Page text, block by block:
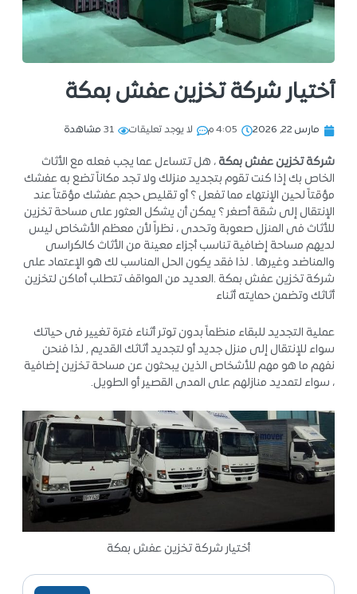
أختيار شركة تخزين عفش بمكة
مارس 22, 2026 4:05 م لا يوجد تعليقات 31 مشاهدة
شركة تخزين عفش بمكة ، هل تتساءل عما يجب فعله مع الأثاث
الخاص بك إذا كنت تقوم بتجديد منزلك ولا تجد مكاناً تضع به عفشك
مؤقتاً لحين الإنتهاء مما تفعل ؟ أو تقليص حجم عفشك مؤقتاً عند
الإنتقال إلى شقة أصغر ؟ يمكن أن يشكل العثور على مساحة تخزين
للأثاث فى المنزل صعوبة وتحدى ، نظراً لأن معظم الأشخاص ليس
لديهم مساحة إضافية تناسب أجزاء معينة من الأثاث كالكراسى
والمناضد وغيرها . لذا فقد يكون الحل المناسب لك هو الإعتماد على
شركة تخزين عفش بمكة .العديد من المواقف تتطلب أماكن لتخزين
أثاثك وتضمن حمايته أثناء
عملية التجديد للبقاء منظماً بدون توتر أثناء فترة تغيير فى حياتك
سواء للإنتقال إلى منزل جديد أو لتجديد أثاثك القديم , لذا فنحن
نفهم ما هو مهم للأشخاص الذين يبحثون عن مساحة تخزين إضافية
، سواء لتمديد منازلهم على المدى القصير أو الطويل.
أختيار شركة تخزين عفش بمكة